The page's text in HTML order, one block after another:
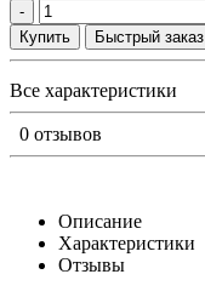
-
Купить
Быстрый заказ
Все характеристики
0 отзывов
Описание
Характеристики
Отзывы